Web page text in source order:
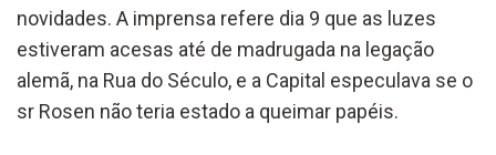
novidades. A imprensa refere dia 9 que as luzes
estiveram acesas até de madrugada na legação
alemã, na Rua do Século, e a Capital especulava se o
sr Rosen não teria estado a queimar papéis.